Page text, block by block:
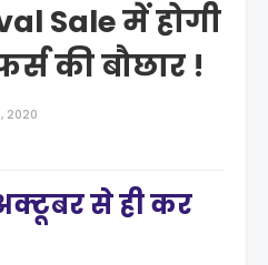
Sale में होगी
की बौछार !
2020
अक्टूबर से ही कर